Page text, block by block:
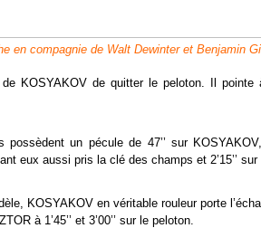
en compagnie de Walt Dewinter et Benjamin
KOSYAKOV de quitter le peloton. Il pointe
un pécule de 47’’ sur
eux aussi pris la clé des champs et 2’15’’
KOSYAKOV en véritable rouleur porte
à 1’45’’ et 3’00’’ sur le peloton.